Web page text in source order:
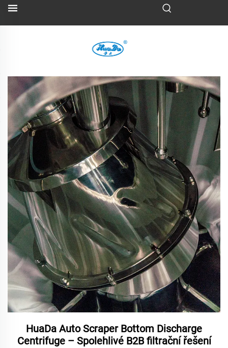
HuaDa Auto Scraper Bottom Discharge
Centrifuge – Spolehlivé B2B filtrační řešení